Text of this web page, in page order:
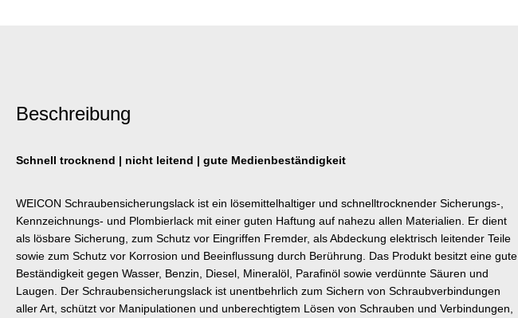
Beschreibung
Schnell trocknend | nicht leitend | gute Medienbeständigkeit
WEICON Schraubensicherungslack ist ein lösemittelhaltiger und schnelltrocknender Sicherungs-,
Kennzeichnungs- und Plombierlack mit einer guten Haftung auf nahezu allen Materialien. Er dient
als lösbare Sicherung, zum Schutz vor Eingriffen Fremder, als Abdeckung elektrisch leitender Teile
sowie zum Schutz vor Korrosion und Beeinflussung durch Berührung. Das Produkt besitzt eine gute
Beständigkeit gegen Wasser, Benzin, Diesel, Mineralöl, Parafinöl sowie verdünnte Säuren und
Laugen. Der Schraubensicherungslack ist unentbehrlich zum Sichern von Schraubverbindungen
aller Art, schützt vor Manipulationen und unberechtigtem Lösen von Schrauben und Verbindungen,